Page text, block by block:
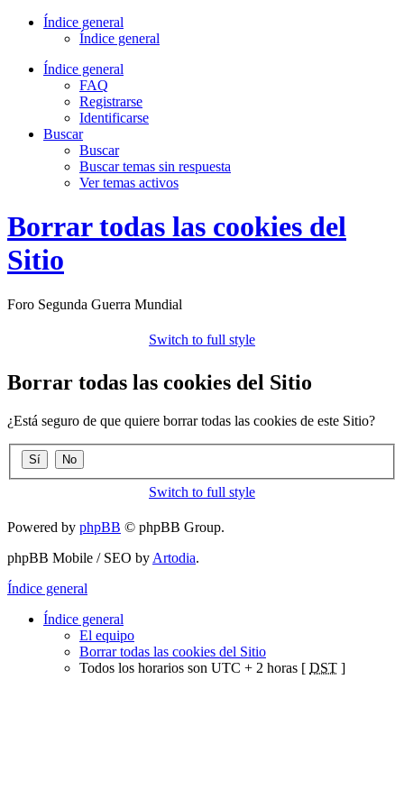
Índice general
Índice general
Índice general
FAQ
Registrarse
Identificarse
Buscar
Buscar
Buscar temas sin respuesta
Ver temas activos
Borrar todas las cookies del
Sitio
Foro Segunda Guerra Mundial
Switch to full style
Borrar todas las cookies del Sitio
¿Está seguro de que quiere borrar todas las cookies de este Sitio?
Switch to full style
Powered by phpBB © phpBB Group.
phpBB Mobile / SEO by Artodia.
Índice general
Índice general
El equipo
Borrar todas las cookies del Sitio
Todos los horarios son UTC + 2 horas [ DST ]